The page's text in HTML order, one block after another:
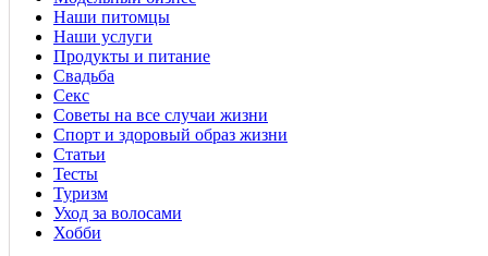
Наши питомцы
Наши услуги
Продукты и питание
Свадьба
Секс
Советы на все случаи жизни
Спорт и здоровый образ жизни
Статьи
Тесты
Туризм
Уход за волосами
Хобби